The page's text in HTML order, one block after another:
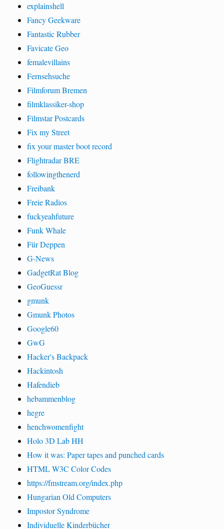
explainshell
Fancy Geekware
Fantastic Rubber
Favicate Geo
femalevillains
Fernsehsuche
Filmforum Bremen
filmklassiker-shop
Filmstar Postcards
Fix my Street
fix your master boot record
Flightradar BRE
followingthenerd
Freibank
Freie Radios
fuckyeahfuture
Funk Whale
Für Deppen
G-News
GadgetRat Blog
GeoGuessr
gmunk
Gmunk Photos
Google60
GwG
Hacker's Backpack
Hackintosh
Hafendieb
hebammenblog
hegre
henchwomenfight
Holo 3D Lab HH
How it was: Paper tapes and punched cards
HTML W3C Color Codes
https://fmstream.org/index.php
Hungarian Old Computers
Impostor Syndrome
Individuelle Kinderbücher